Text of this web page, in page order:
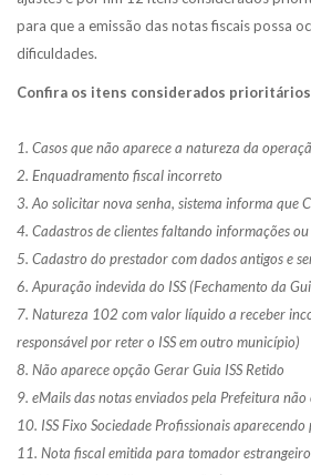
para que a emissão das notas fiscais possa
dificuldades.
Confira os itens considerados
1. Casos que não aparece a natureza da
2. Enquadramento fiscal incorreto
3. Ao solicitar nova senha, sistema informa que
4. Cadastros de clientes faltando informações
5. Cadastro do prestador com dados antigos e
6. Apuração indevida do ISS (Fechamento da
7. Natureza 102 com valor líquido a receber
responsável por reter o ISS em outro município)
8. Não aparece opção Gerar Guia ISS Retido
9. eMails das notas enviados pela Prefeitura não
10. ISS Fixo Sociedade Profissionais
11. Nota fiscal emitida para tomador